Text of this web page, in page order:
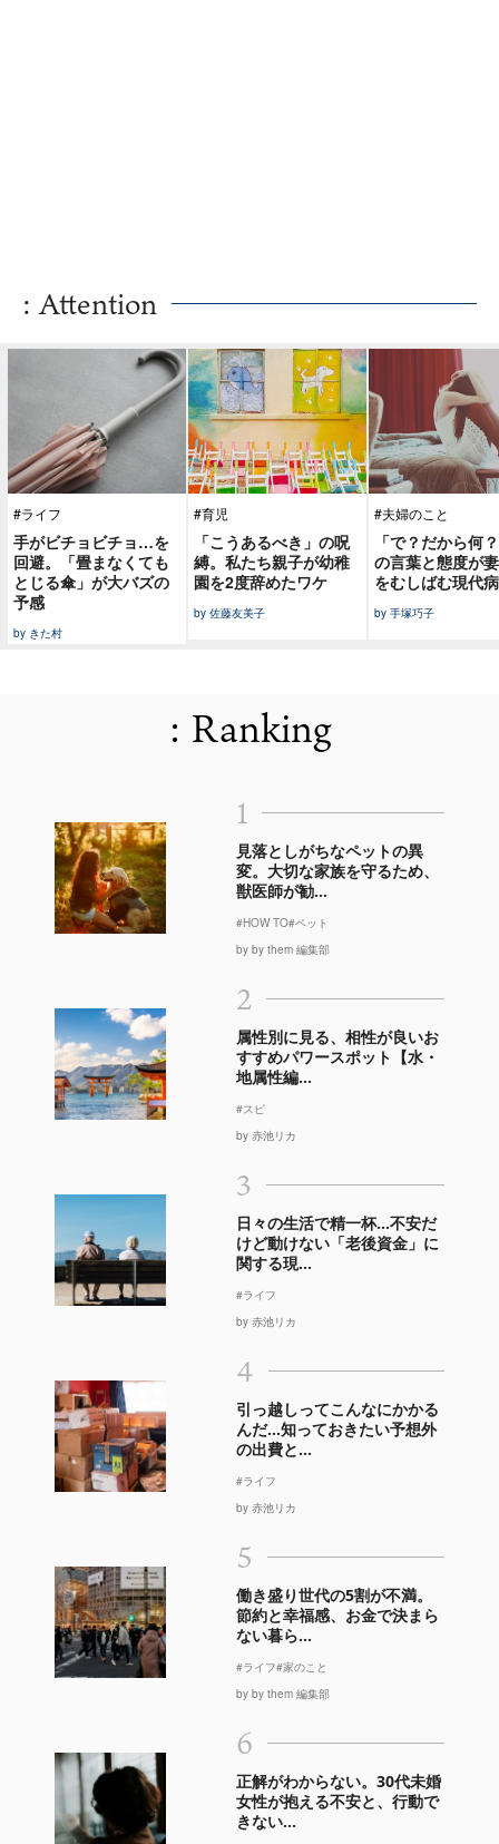
: Attention
#ライフ
手がビチョビチョ…を
回避。「畳まなくても
とじる傘」が大バズの
予感
by きた村
#育児
「こうあるべき」の呪
縛。私たち親子が幼稚
園を2度辞めたワケ
by 佐藤友美子
#夫婦のこと
「で？だから何
の言葉と態度が
をむしばむ現代病
by 手塚巧子
: Ranking
1
見落としがちなペットの異
変。大切な家族を守るため、
獣医師が勧...
#HOW TO#ペット
by by them 編集部
2
属性別に見る、相性が良いお
すすめパワースポット【水・
地属性編...
#スピ
by 赤池リカ
3
日々の生活で精一杯…不安だ
けど動けない「老後資金」に
関する現...
#ライフ
by 赤池リカ
4
引っ越しってこんなにかかる
んだ…知っておきたい予想外
の出費と...
#ライフ
by 赤池リカ
5
働き盛り世代の5割が不満。
節約と幸福感、お金で決まら
ない暮ら...
#ライフ#家のこと
by by them 編集部
6
正解がわからない。30代未婚
女性が抱える不安と、行動で
きない...